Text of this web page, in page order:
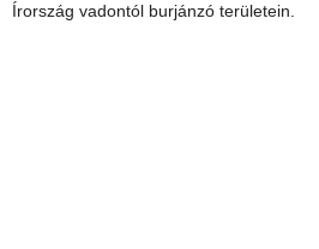
Írország vadontól burjánzó területein.